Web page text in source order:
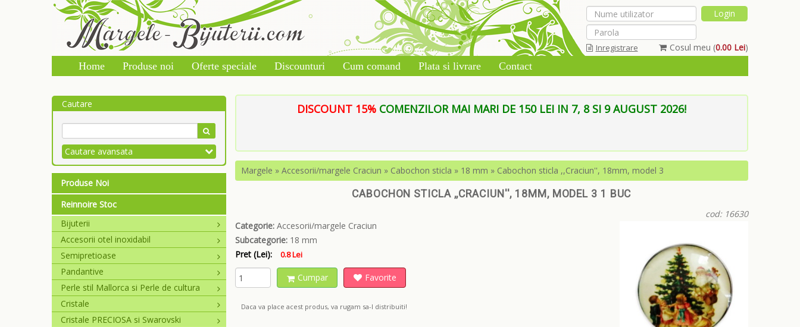
Cosul meu (0.00 Lei)
Inregistrare
Home Produse noi Oferte speciale Discounturi Cum comand Plata si livrare Contact
Cautare
Cautare avansata
Produse Noi
Reinnoire Stoc
Bijuterii
Accesorii otel inoxidabil
Semipretioase
Pandantive
Perle stil Mallorca si Perle de cultura
Cristale
Cristale PRECIOSA si Swarovski
DISCOUNT 15% COMENZILOR MAI MARI DE 150 LEI IN 7, 8 SI 9 AUGUST 2026!
Margele » Accesorii/margele Craciun » Cabochon sticla » 18 mm » Cabochon sticla ,,Craciun'', 18mm, model 3
CABOCHON STICLA ,,CRACIUN'', 18MM, MODEL 3 1 BUC
Categorie:Accesorii/margele Craciun
Subcategorie:18 mm
Pret (Lei):
0.8 Lei
Cumpar Favorite
Daca va place acest produs, va rugam sa-l distribuiti!
cod: 16630